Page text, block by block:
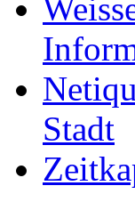
Stadt